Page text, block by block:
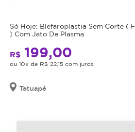
Só Hoje: Blefaroplastia Sem Corte (
) Com Jato De Plasma
R$ 199,00
ou 10x de R$ 22,15 com juros
Tatuapé